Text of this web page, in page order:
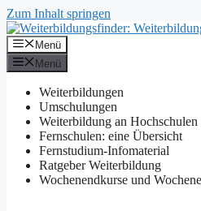
Zum Inhalt springen
Menü
Menü
Weiterbildungen
Umschulungen
Weiterbildung an Hochschulen
Fernschulen: eine Übersicht
Fernstudium-Infomaterial
Ratgeber Weiterbildung
Wochenendkurse und